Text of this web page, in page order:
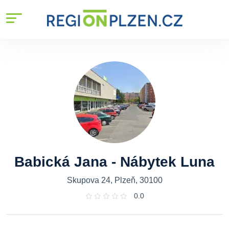
Babická Jana - Nábytek Luna
Skupova 24, Plzeň, 30100
0.0